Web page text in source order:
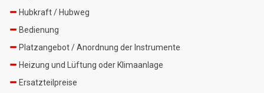
Hubkraft / Hubweg
Bedienung
Platzangebot / Anordnung der Instrumente
Heizung und Lüftung oder Klimaanlage
Ersatzteilpreise